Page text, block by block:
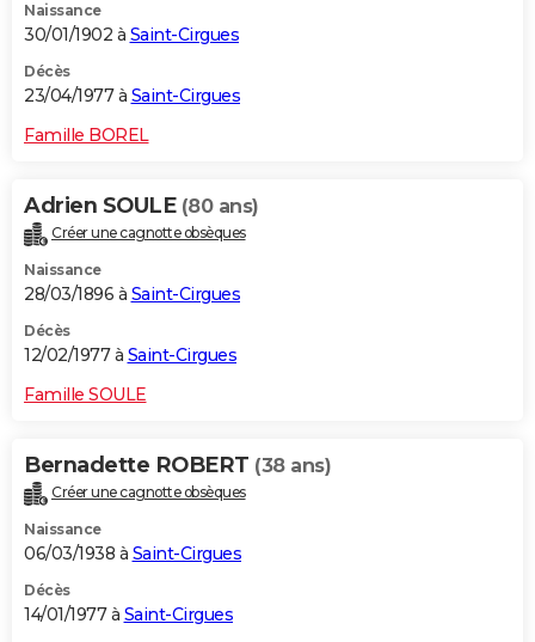
Naissance
30/01/1902 à Saint-Cirgues
Décès
23/04/1977 à Saint-Cirgues
Famille BOREL
Adrien SOULE (80 ans)
Créer une cagnotte obsèques
Naissance
28/03/1896 à Saint-Cirgues
Décès
12/02/1977 à Saint-Cirgues
Famille SOULE
Bernadette ROBERT (38 ans)
Créer une cagnotte obsèques
Naissance
06/03/1938 à Saint-Cirgues
Décès
14/01/1977 à Saint-Cirgues